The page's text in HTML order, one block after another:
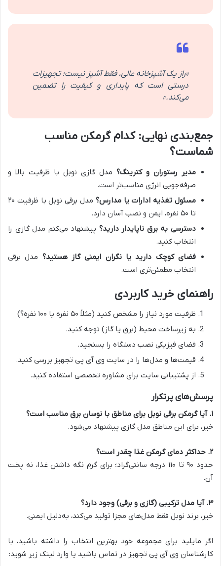
«راز یک آشپزخانه عالی، فقط آشپز نیست؛ تجهیزات
درستی است که پایداری و کیفیت را تضمین
می‌کند.»
جمع‌بندی نهایی: کدام گرمکن مناسب
شماست؟
مدیر رستوران و کترینگ؟ مدل گازی نوبل با ظرفیت بالا و
صرفه‌جویی انرژی مناسب‌تر است.
مسئول تغذیه ادارات یا مدارس؟
مدل برقی نوبل با ظرفیت ۲۰
تا ۵۰ نفره، ایمن و نصب آسان دارد.
دسترسی به برق ناپایدار دارید؟ پیشنهاد می‌کنم مدل گازی را
انتخاب کنید.
فضای کوچک دارید یا نگران ایمنی گاز هستید؟ مدل برقی
انتخاب مطمئن‌تری است.
راهنمای خرید کاربردی
ظرفیت مورد نیاز را مشخص کنید (مثلاً ۵۰ نفره یا ۱۰۰ نفره؟)
به زیرساخت محیط (برق یا گاز) توجه کنید.
فضای فیزیکی نصب دستگاه را بسنجید.
قیمت‌ها و مدل‌ها را در سایت وی آی پی تجهیز بررسی کنید.
از پشتیبانی سایت برای مشاوره تخصصی استفاده کنید.
پرسش‌های پرتکرار
۱. آیا گرمکن برقی نوبل برای مناطق با نوسان برق مناسب است؟
خیر، برای این مناطق مدل گازی پیشنهاد می‌شود.
۲. حداکثر دمای گرمکن غذا چقدر است؟
حدود ۹۰ تا ۱۱۰ درجه سانتی‌گراد؛ برای گرم نگه داشتن غذا، نه پخت
آن.
۳. آیا مدل ترکیبی (گازی و برقی) وجود دارد؟
خیر، برند نوبل فقط مدل‌های مجزا تولید می‌کند، به‌دلیل ایمنی.
اگر مایلید برای مجموعه خود بهترین انتخاب را داشته باشید، با
کارشناسان وی آی پی تجهیز در تماس باشید یا وارد لینک زیر شوید: